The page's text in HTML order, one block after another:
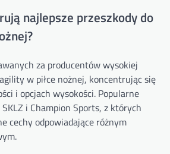
najlepsze przeszkody do
za producentów wysokiej
w piłce nożnej, koncentrując się
i opcjach wysokości. Popularne
i Champion Sports, z których
cechy odpowiadające różnym